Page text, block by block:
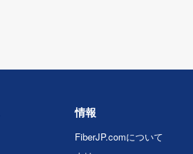
情報
FiberJP.comについて